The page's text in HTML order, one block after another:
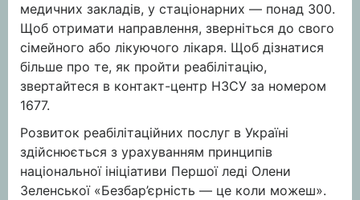
медичних закладів, у стаціонарних — понад 300.
Щоб отримати направлення, зверніться до свого
сімейного або лікуючого лікаря. Щоб дізнатися
більше про те, як пройти реабілітацію,
звертайтеся в контакт-центр НЗСУ за номером
1677.
Розвиток реабілітаційних послуг в Україні
здійснюється з урахуванням принципів
національної ініціативи Першої леді Олени
Зеленської «Безбар’єрність — це коли можеш».